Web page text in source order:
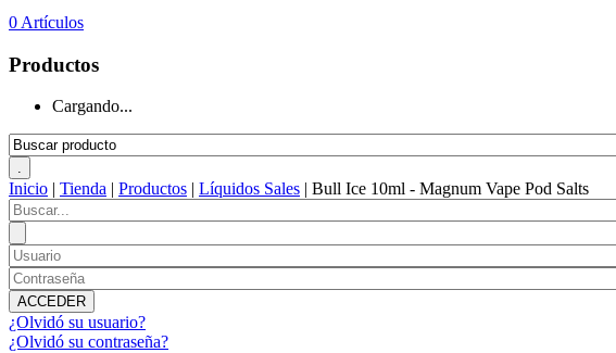
0 Artículos
Productos
Cargando...
Inicio | Tienda | Productos | Líquidos Sales | Bull Ice 10ml - Magnum Vape Pod Salts
¿Olvidó su usuario?
¿Olvidó su contraseña?